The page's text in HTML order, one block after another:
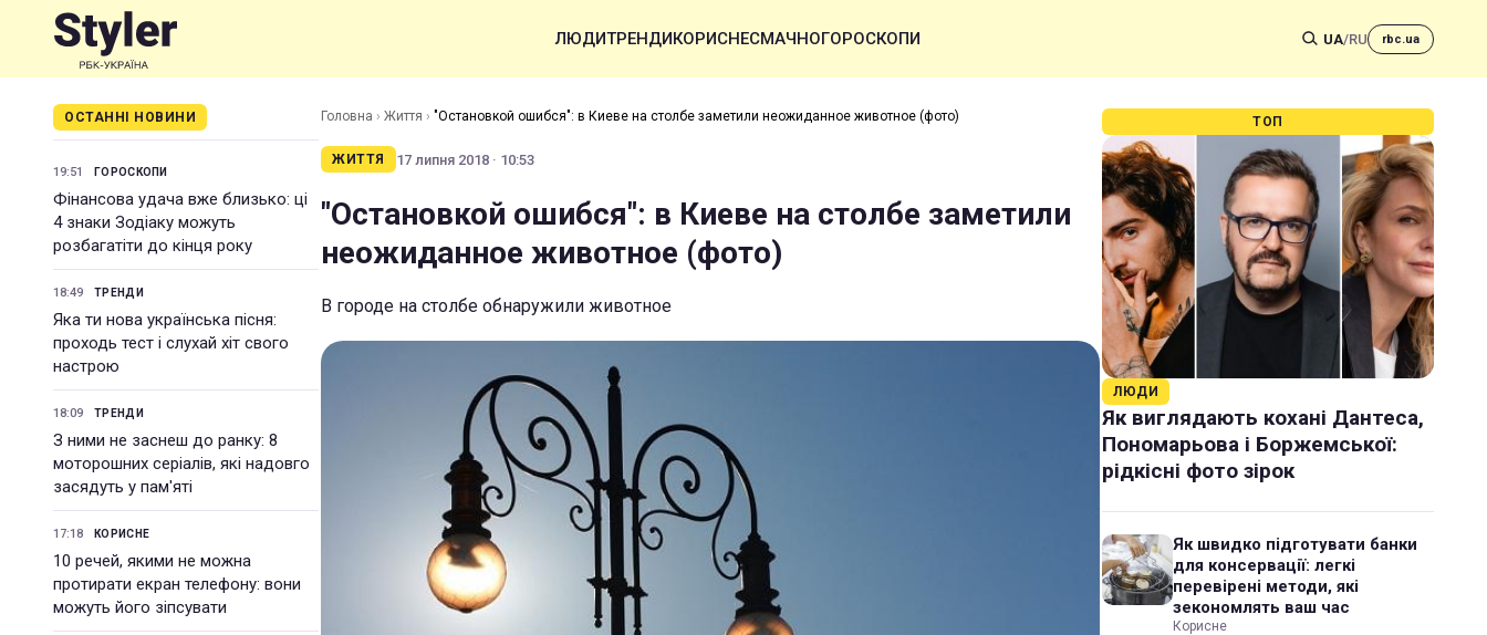
ЛЮДИТРЕНДИКОРИСНЕСМАЧНОГОРОСКОПИ UA/RU rbc.ua
ОСТАННІ НОВИНИ
19:51 ГОРОСКОПИ
Фінансова удача вже близько: ці
4 знаки Зодіаку можуть
розбагатіти до кінця року
18:49 ТРЕНДИ
Яка ти нова українська пісня:
проходь тест і слухай хіт свого
настрою
18:09 ТРЕНДИ
З ними не заснеш до ранку: 8
моторошних серіалів, які надовго
засядуть у пам'яті
17:18 КОРИСНЕ
10 речей, якими не можна
протирати екран телефону: вони
можуть його зіпсувати
Головна › Життя › "Остановкой ошибся": в Киеве на столбе заметили неожиданное животное (фото)
ЖИТТЯ 17 липня 2018 · 10:53
"Остановкой ошибся": в Киеве на столбе заметили
неожиданное животное (фото)
В городе на столбе обнаружили животное
ТОП
ЛЮДИ
Як виглядають кохані Дантеса,
Пономарьова і Боржемської:
рідкісні фото зірок
Як швидко підготувати банки
для консервації: легкі
перевірені методи, які
зекономлять ваш час
Корисне